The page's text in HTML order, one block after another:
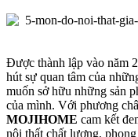
Được thành lập vào năm
hút sự quan tâm của
muốn sở hữu những sản
của mình. Với phương
MOJIHOME cam kết
nội thất chất lượng,